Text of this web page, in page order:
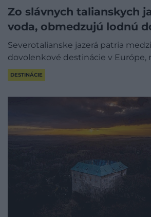
Zo slávnych talianskych
voda, obmedzujú lodnú
Severotalianske jazerá patria
dovolenkové destinácie v Európe,
DESTINÁCIE